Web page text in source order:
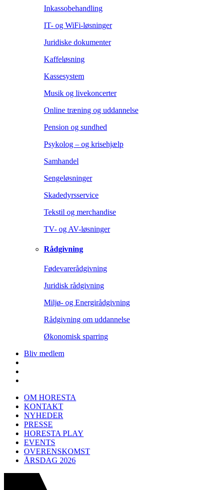
Inkassobehandling
IT- og WiFi-løsninger
Juridiske dokumenter
Kaffeløsning
Kassesystem
Musik og livekoncerter
Online træning og uddannelse
Pension og sundhed
Psykolog – og krisehjælp
Samhandel
Sengeløsninger
Skadedyrsservice
Tekstil og merchandise
TV- og AV-løsninger
Rådgivning
Fødevarerådgivning
Juridisk rådgivning
Miljø- og Energirådgivning
Rådgivning om uddannelse
Økonomisk sparring
Bliv medlem
OM HORESTA
KONTAKT
NYHEDER
PRESSE
HORESTA PLAY
EVENTS
OVERENSKOMST
ÅRSDAG 2026